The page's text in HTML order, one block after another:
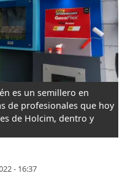
es un semillero en
de profesionales que hoy
de Holcim, dentro y
- 16:37